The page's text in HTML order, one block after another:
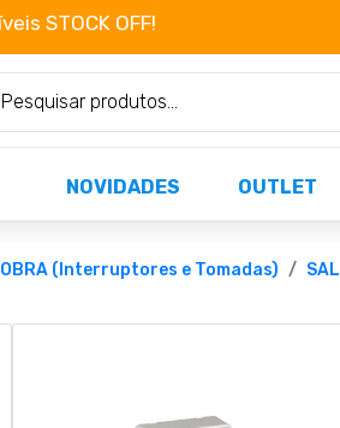
STOCK OFF! Não perca já
NOVIDADES OUTLET
(Interruptores e Tomadas)